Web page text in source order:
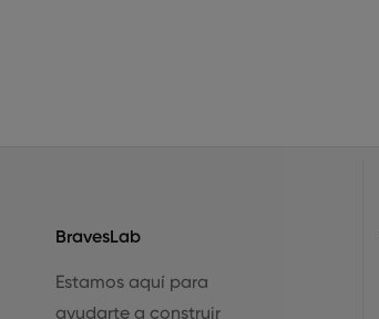
BravesLab
Estamos aquí para
ayudarte a construir